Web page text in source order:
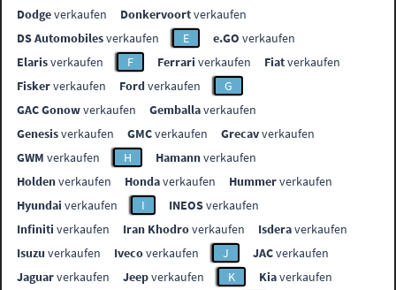
Dodgeverkaufen Donkervoortverkaufen
DS Automobilesverkaufen E e.GO verkaufen
Elarisverkaufen F Ferrari verkaufen Fiatverkaufen
Fiskerverkaufen Fordverkaufen
G
GAC Gonowverkaufen Gemballaverkaufen
Genesisverkaufen GMCverkaufen Grecavverkaufen
GWM verkaufen H Hamannverkaufen
Holdenverkaufen Hondaverkaufen Hummerverkaufen
Hyundai verkaufen I INEOSverkaufen
Infiniti verkaufen Iran Khodroverkaufen Isderaverkaufen
Isuzu verkaufen Ivecoverkaufen J JACverkaufen
Jaguarverkaufen Jeepverkaufen K Kiaverkaufen